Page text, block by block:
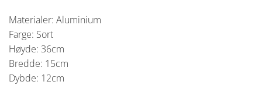
Materialer: Aluminium
Farge: Sort
Høyde: 36cm
Bredde: 15cm
Dybde: 12cm